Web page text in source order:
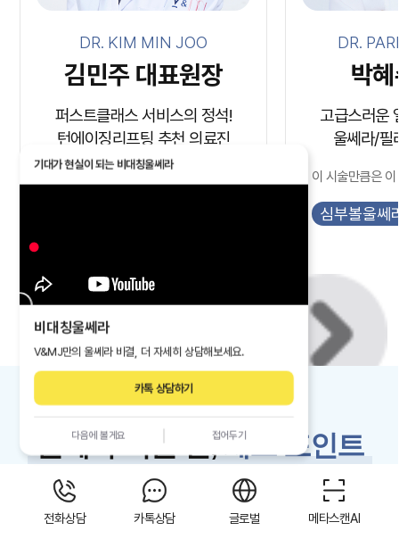
전화상담 카톡상담 글로벌 메타스캔AI
기대가 현실이 되는 비대칭울쎄라
비대칭울쎄라
V&MJ만의 울쎄라 비결, 더 자세히 상담해보세요.
카톡 상담하기
다음에 볼게요 접어두기
DR. KIM MIN JOO
김민주 대표원장
퍼스트클래스 서비스의 정석!
턴에이징리프팅 추천 의료진
DR.
박
고급스러운
울쎄라/필
이 시술만큼은
심부볼울쎄
울쎄라 시술 전,체 포인트
울쎄라 본사 MERZ의 ABM 자문의원
활동